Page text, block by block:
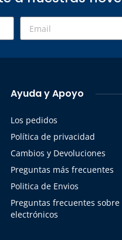
Ayuda y Apoyo
Los pedidos
Política de privacidad
Cambios y Devoluciones
Preguntas más frecuentes
Politica de Envios
Preguntas frecuentes sobre
electrónicos